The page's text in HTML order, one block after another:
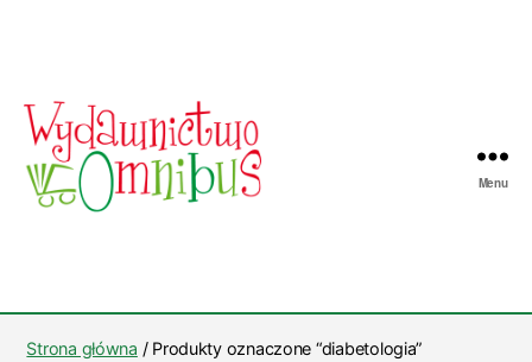
Omnibus
Menu
Strona główna / Produkty oznaczone “diabetologia”